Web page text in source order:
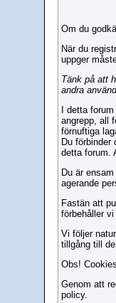
Om du
När du
uppger
Tänk på att
andra
I detta
angrepp, all
förnuftiga
Du
detta forum.
Du är
agerande
Fastän att
förbehåller
Vi följer
tillgång till
Obs!
Genom att
policy.